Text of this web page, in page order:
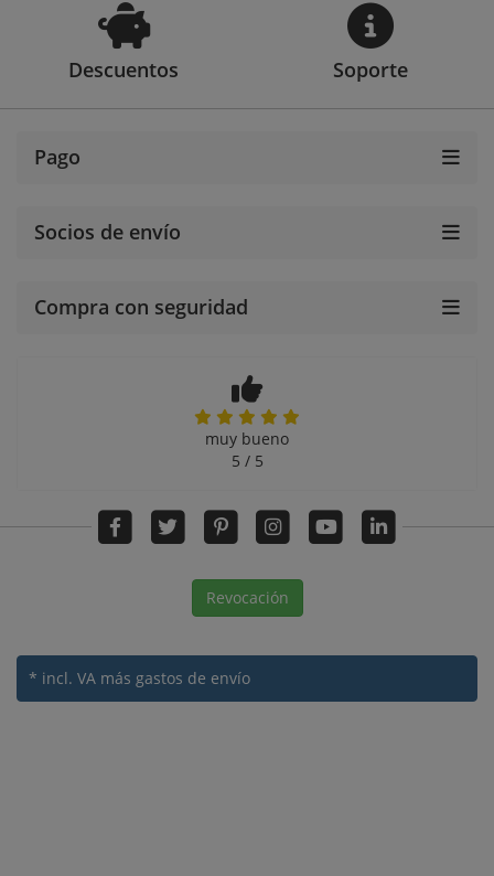
Descuentos Soporte
Pago
Socios de envío
Compra con seguridad
muy bueno
5 / 5
Revocación
* incl. VA más gastos de envío